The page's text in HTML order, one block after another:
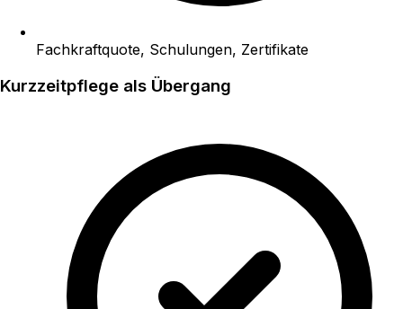
Fachkraftquote, Schulungen, Zertifikate
Kurzzeitpflege als Übergang